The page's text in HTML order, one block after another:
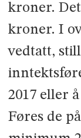
kroner.
kroner. I
vedtatt,
2017 eller
Føres de